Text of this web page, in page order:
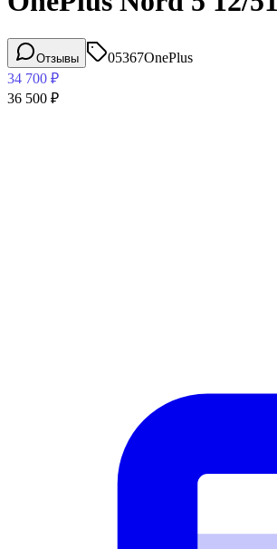
Отзывы 05367OnePlus
34 700 ₽
36 500 ₽